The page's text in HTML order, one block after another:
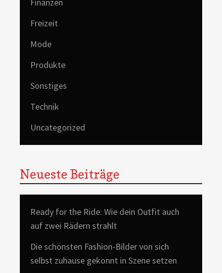
Finanzen
Freizeit
Mode
Produkte
Sonstiges
Technik
Uncategorized
Neueste Beiträge
Ready for the Ride: Wie dein Outfit auch
auf zwei Rädern strahlt
Die schönsten Fashion-Bilder von sich
selbst zuhause gekonnt in Szene setzen